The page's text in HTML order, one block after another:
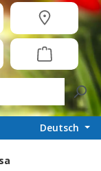
Deutsch